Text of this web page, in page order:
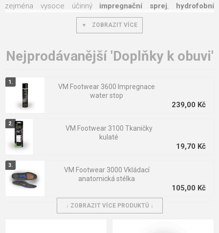
zejména vysoce účinný impregnační sprej, hydrofobní
houbičkuna ošetření obuvi. Máme pro vás
zkrátka vše, co potřebujete.ZOBRAZIT VÍCE
Nejprodávanější 'Doplňky k obuvi'
VM Footwear 3600 Impregnace
water stop
239,00 Kč
VM Footwear 3100 Tkaničky
kulaté
19,70 Kč
VM Footwear 3000 Vkládací
anatomická stélka
105,00 Kč
VM Footwear 3105 Univerzální
↓ ZOBRAZIT VÍCE PRODUKTŮ ↓